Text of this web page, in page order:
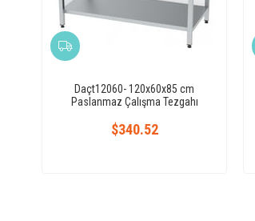
Daçt12060- 120x60x85 cm
Paslanmaz Çalışma Tezgahı
$340.52